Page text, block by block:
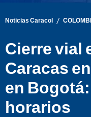
Noticias Caracol /
Cierre vial
Caracas
en
horarios